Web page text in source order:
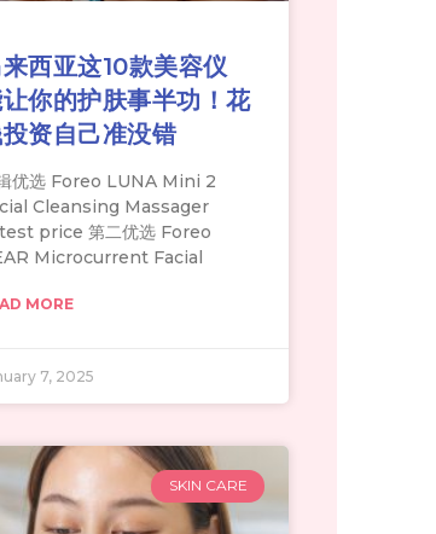
西亚这10款美容仪
你的护肤事半功！花
资自己准没错
优选 Foreo LUNA Mini 2
Cleansing Massager
price 第二优选 Foreo
Microcurrent Facial
MORE
7, 2025
SKIN CARE